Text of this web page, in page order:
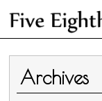
Archives